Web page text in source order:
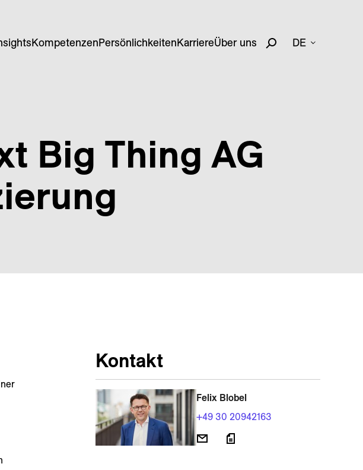
KompetenzenPersönlichkeitenKarriereÜber uns DE
Big Thing AG
Kontakt
Felix Blobel
+49 30 20942163